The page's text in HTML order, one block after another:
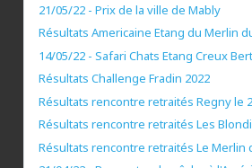
21/05/22 - Prix de la ville de Mably
Résultats Americaine Etang du Merlin
14/05/22 - Safari Chats Etang Creux
Résultats Challenge Fradin 2022
Résultats rencontre retraités Regny le
Résultats rencontre retraités Les
Résultats rencontre retraités Le Merlin